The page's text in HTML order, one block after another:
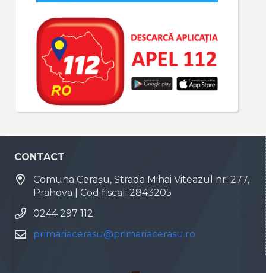
CONTACT
Comuna Cerașu, Strada Mihai Viteazul nr. 277,
Prahova | Cod fiscal: 2843205
0244 297 112
primariacerasu@primariacerasu.ro